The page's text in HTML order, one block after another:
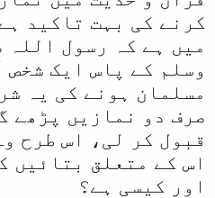
کرنے کی بہت تاکید
میں ہے کہ رسول اللہ
وسلم کے پاس ایک شخص
مسلمان ہونے کی یہ
صرف دو نمازیں پڑھے
قبول کر لی، اس طرح
اس کے متعلق بتائیں
اور کیسی ہے؟